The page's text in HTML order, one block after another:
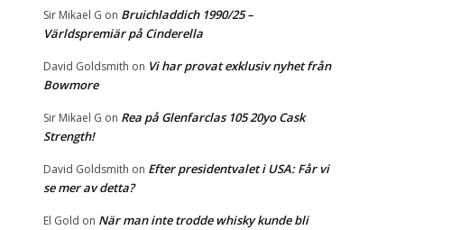
Sir Mikael G on Bruichladdich 1990/25 –
Världspremiär på Cinderella
David Goldsmith on Vi har provat exklusiv nyhet från
Bowmore
Sir Mikael G on Rea på Glenfarclas 105 20yo Cask
Strength!
David Goldsmith on Efter presidentvalet i USA: Får vi
se mer av detta?
El Gold on När man inte trodde whisky kunde bli